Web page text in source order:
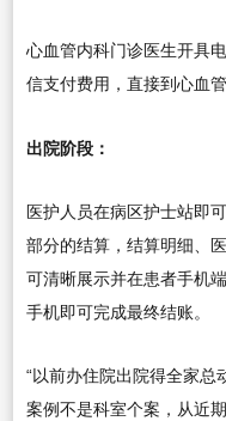
心血管内科门诊医生开具
信支付费用，直接到心血
出院阶段：
医护人员在病区护士站即
部分的结算，结算明细、
可清晰展示并在患者手机
手机即可完成最终结账。
“以前办住院出院得全家总
案例不是科室个案，从近